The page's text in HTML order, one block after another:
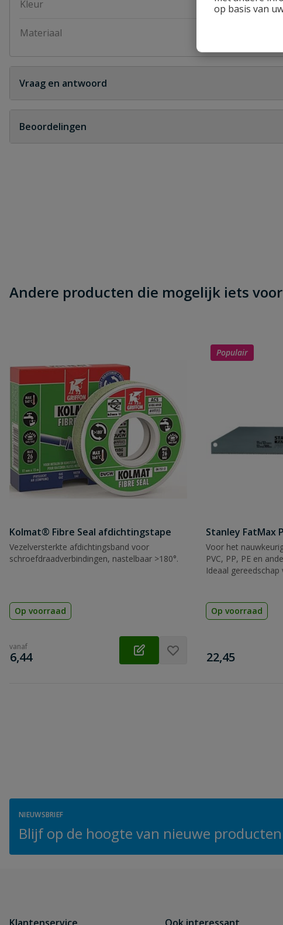
op basis van
Kleur zwart
Materiaal
Vraag en antwoord
Geen vragen
Beoordelingen
Samenvatting
Beoordeling
Beoordeling versturen
Andere producten die mogelijk iets
Kolmat® Fibre Seal afdichtingstape
Vezelversterkte afdichtingsband voor
schroefdraadverbindingen, nastelbaar >180°.
Op voorraad
vanaf
€
6,44
Populair
Stanley FatMax
Voor het
PVC, PP, PE en
Ideaal gereedschap
Op voorraad
€
22,45
NIEUWSBRIEF
Blijf op de hoogte van nieuwe